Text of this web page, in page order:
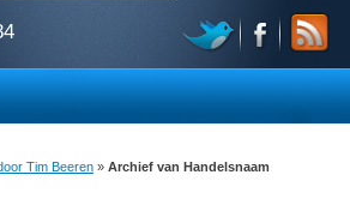
Tim Beeren » Archief van Handelsnaam